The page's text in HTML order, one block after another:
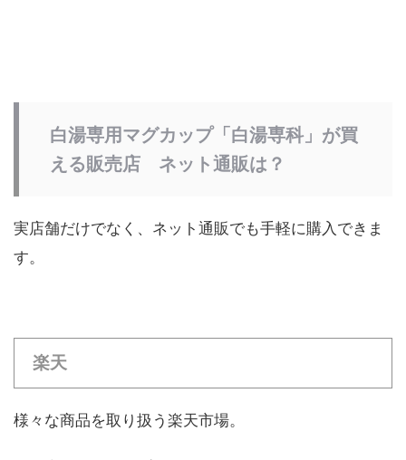
白湯専用マグカップ「白湯専科」が買
える販売店 ネット通販は？
実店舗だけでなく、ネット通販でも手軽に購入できま
す。
楽天
様々な商品を取り扱う楽天市場。